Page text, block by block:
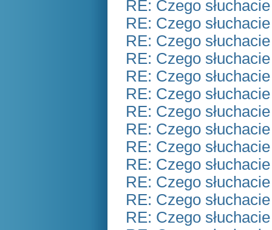
RE: Czego
RE: Czego
RE: Czego
RE: Czego
RE: Czego
RE: Czego
RE: Czego
RE: Czego
RE: Czego
RE: Czego
RE: Czego
RE: Czego
RE: Czego